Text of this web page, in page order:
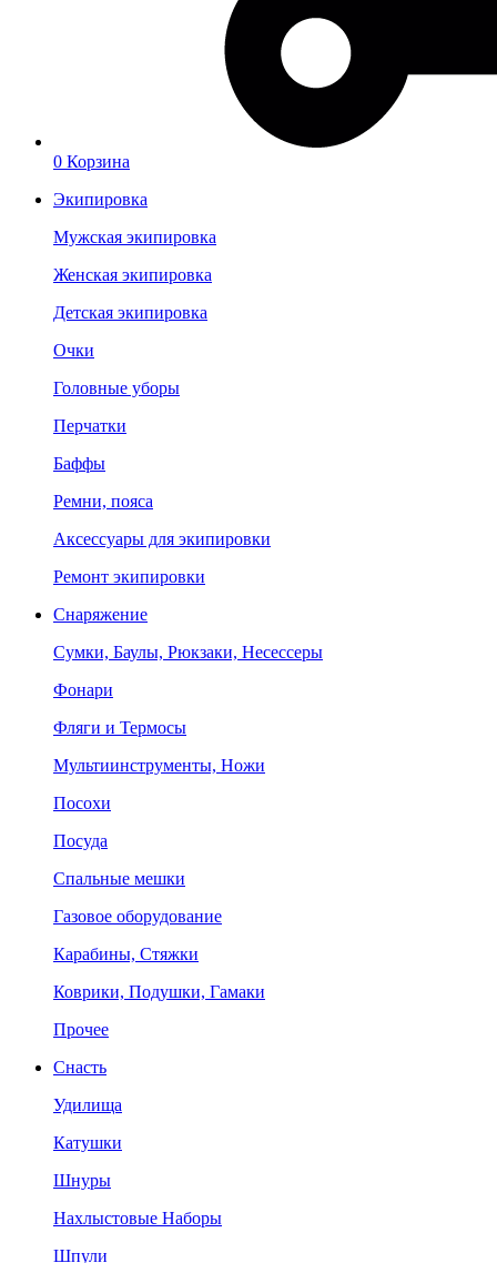
0 Корзина
Экипировка
Мужская экипировка
Женская экипировка
Детская экипировка
Очки
Головные уборы
Перчатки
Баффы
Ремни, пояса
Аксессуары для экипировки
Ремонт экипировки
Снаряжение
Сумки, Баулы, Рюкзаки, Несессеры
Фонари
Фляги и Термосы
Мультиинструменты, Ножи
Посохи
Посуда
Спальные мешки
Газовое оборудование
Карабины, Стяжки
Коврики, Подушки, Гамаки
Прочее
Снасть
Удилища
Катушки
Шнуры
Нахлыстовые Наборы
Шпули